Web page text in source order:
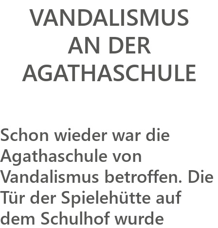
VANDALISMUS
AN DER
AGATHASCHULE
Schon wieder war die
Agathaschule von
Vandalismus betroffen. Die
Tür der Spielehütte auf
dem Schulhof wurde